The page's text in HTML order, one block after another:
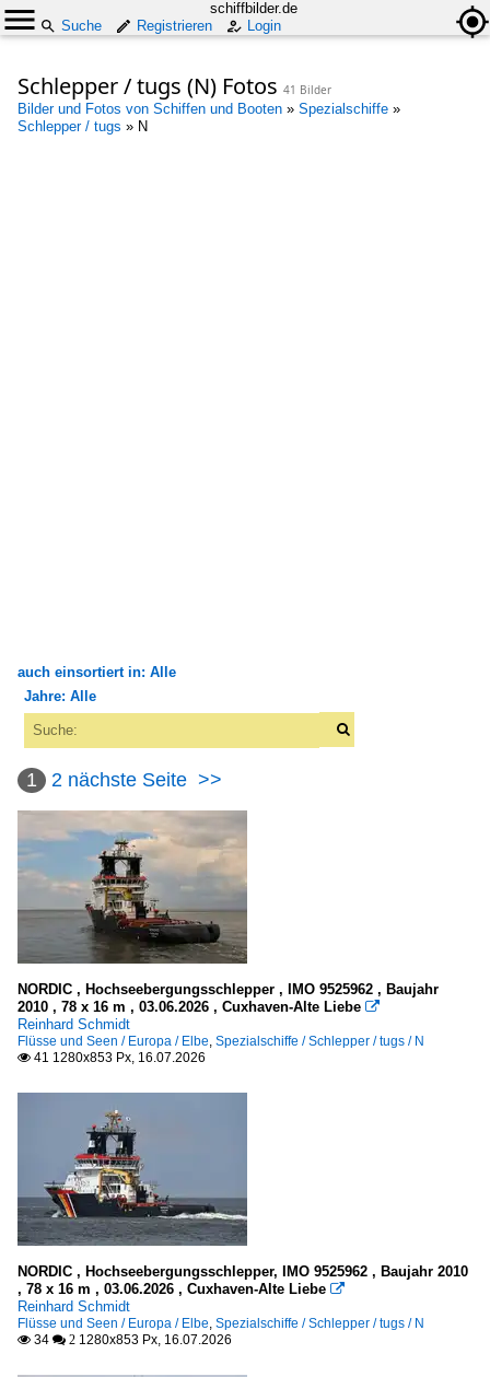
schiffbilder.de
Suche
Registrieren Login
Schlepper / tugs (N) Fotos 41 Bilder
Bilder und Fotos von Schiffen und Booten » Spezialschiffe »
Schlepper / tugs » N
auch einsortiert in: Alle
Alle Kategorien
Antriebslose Fahrzeuge
Binnen und See
Bargen, Pontons
Binnenschiffe
FGS - Fahrgastschiffe
O
Flüsse und Seen
Elbe
Inselgruppen, Inseln
Norwegen
Lofoten
Kleinere Häfen
Jahre: Alle
1957
2010
2010
2011
2012
2014
2015
2018
2020
2020
2021
2022
2024
1 2 nächste Seite >>
NORDIC , Hochseebergungsschlepper , IMO 9525962 , Baujahr
2010 , 78 x 16 m , 03.06.2026 , Cuxhaven-Alte Liebe 
Reinhard Schmidt
Flüsse und Seen / Europa / Elbe, Spezialschiffe / Schlepper / tugs / N
 41 1280x853 Px, 16.07.2026
NORDIC , Hochseebergungsschlepper, IMO 9525962 , Baujahr 2010
, 78 x 16 m , 03.06.2026 , Cuxhaven-Alte Liebe 
Reinhard Schmidt
Flüsse und Seen / Europa / Elbe, Spezialschiffe / Schlepper / tugs / N
 34  2 1280x853 Px, 16.07.2026